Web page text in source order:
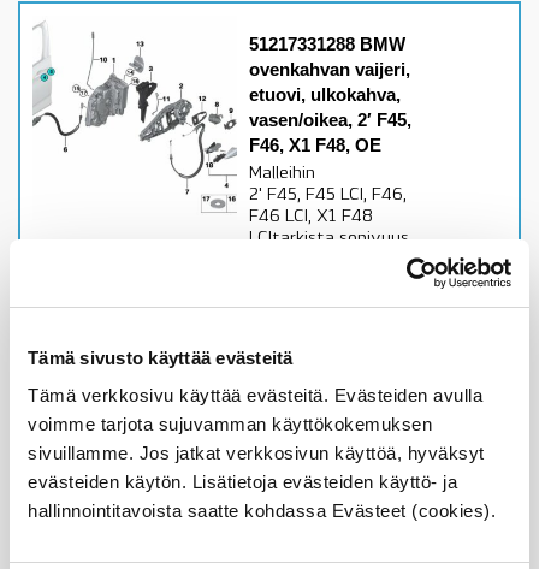
Tämä sivusto käyttää evästeitä
Tämä verkkosivu käyttää evästeitä. Evästeiden avulla
voimme tarjota sujuvamman käyttökokemuksen
sivuillamme. Jos jatkat verkkosivun käyttöä, hyväksyt
evästeiden käytön. Lisätietoja evästeiden käyttö- ja
hallinnointitavoista saatte kohdassa Evästeet (cookies).
51217331288 BMW
ovenkahvan vaijeri,
etuovi, ulkokahva,
vasen/oikea, 2′ F45,
F46, X1 F48, OE
Malleihin
2' F45, F45 LCI, F46,
F46 LCI, X1 F48
LCItarkista sopivuus
Alkuperäinen BMW osa
toimitusaika 1-3pv
Lisää ostoskoriin
Katso osan tiedot